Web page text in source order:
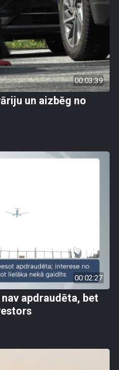
00:03:39
un aizbēg no
00:02:27
apdraudēta, bet